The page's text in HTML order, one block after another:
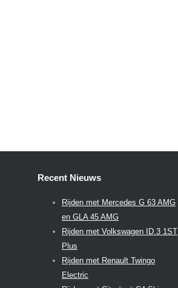
Recent Nieuws
Rijden met Mercedes G 63 AMG
en GLA 45 AMG
Rijden met Volkswagen ID.3 1ST
Plus
Rijden met Renault Twingo
Electric